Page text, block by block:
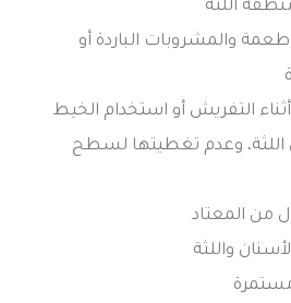
اللثة
والمشروبات الباردة أو
التفريش أو استخدام الخيط
اللثة، وعدم تغطيتها لسطح
من المعتاد
واللثة